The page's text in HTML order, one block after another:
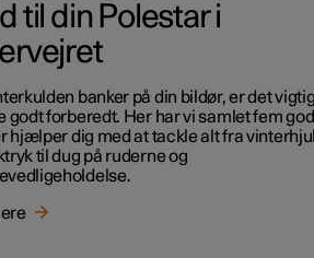
til din Polestar i
banker på din bildør, er det
godt forberedt. Her har vi samlet fem
hjælper dig med at tackle alt fra vinterhjul
til dug på ruderne og